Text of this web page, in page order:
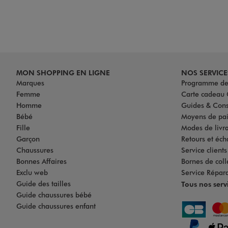
MON SHOPPING EN LIGNE
Marques
Femme
Homme
Bébé
Fille
Garçon
Chaussures
Bonnes Affaires
Exclu web
Guide des tailles
Guide chaussures bébé
Guide chaussures enfant
NOS
Programme
Carte cadeau
Guides &
Moyens de
Modes de
Retours et
Service
Bornes de
Service
Tous nos